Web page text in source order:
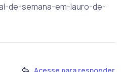
de-semana-em-lauro-de-